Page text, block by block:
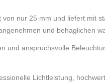
nur 25 mm und liefert mit
und behaglichen
und anspruchsvolle
Lichtleistung,